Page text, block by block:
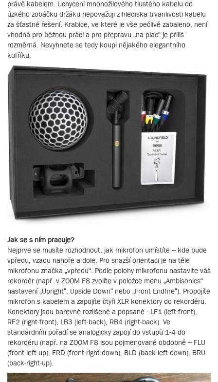
právě kabelem. Uchycení mnohožilového tlustého kabelu do
úzkého zobáčku držáku nepovažuji z hlediska trvanlivosti kabelu
za šťastné řešení. Krabice, ve které je vše pečlivě zabaleno, není
vhodná pro běžnou práci a pro přepravu „na plac“ je příliš
rozměrná. Nevyhnete se tedy koupi nějakého elegantního
kufříku.
Jak se s ním pracuje?
Nejprve se musíte rozhodnout, jak mikrofon umístíte – kde bude
vpředu, vzadu nahoře a dole. Pro snazší orientaci je na těle
mikrofonu značka „vpředu“. Podle polohy mikrofonu nastavíte váš
rekordér (např. v ZOOM F8 zvolíte v položce menu „Ambisonics“
nastavení „Upright“, Upside Down“ nebo „Front Endfire“). Propojíte
mikrofon s kabelem a zapojíte čtyři XLR konektory do rekordéru.
Konektory jsou barevně rozlišené a popsané - LF1 (left-front),
RF2 (right-front), LB3 (left-back), RB4 (right-back). Ve
standardním pořadí se analogicky zapojí do vstupů 1-4 do
rekordéru (např. na ZOOM F8 jsou pojmenované obdobně – FLU
(front-left-up), FRD (front-right-down), BLD (back-left-down), BRU
(back-right-up).